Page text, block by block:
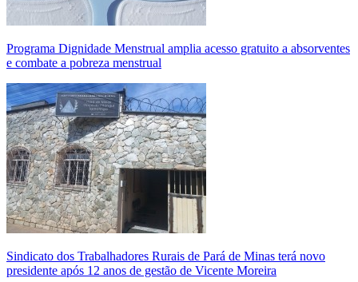
Programa Dignidade Menstrual amplia acesso gratuito a absorventes
e combate a pobreza menstrual
Sindicato dos Trabalhadores Rurais de Pará de Minas terá novo
presidente após 12 anos de gestão de Vicente Moreira